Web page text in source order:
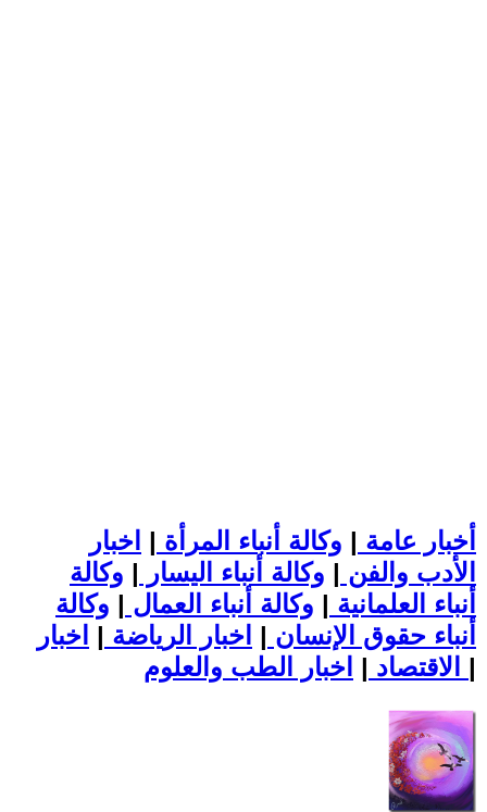
أخبار عامة | وكالة أنباء المرأة | اخبار
الأدب والفن | وكالة أنباء اليسار | وكالة
أنباء العلمانية | وكالة أنباء العمال | وكالة
أنباء حقوق الإنسان | اخبار الرياضة | اخبار
الاقتصاد | |